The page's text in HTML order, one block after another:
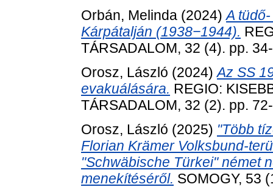
Orbán, Melinda (2024)A
Kárpátalján (1938−1944).
TÁRSADALOM, 32 (4). pp.
Orosz, László (2024)Az SS
evakuálására. REGIO:
TÁRSADALOM, 32 (2). pp.
Orosz, László (2025) "Több
Florian Krämer Volksbund-
"Schwäbische Türkei" német
menekítéséről. SOMOGY, 53